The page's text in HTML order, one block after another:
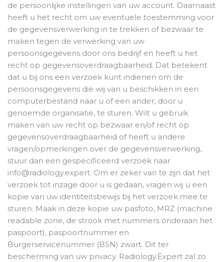
de persoonlijke instellingen van uw account. Daarnaast
heeft u het recht om uw eventuele toestemming voor
de gegevensverwerking in te trekken of bezwaar te
maken tegen de verwerking van uw
persoonsgegevens door ons bedrijf en heeft u het
recht op gegevensoverdraagbaarheid. Dat betekent
dat u bij ons een verzoek kunt indienen om de
persoonsgegevens die wij van u beschikken in een
computerbestand naar u of een ander, door u
genoemde organisatie, te sturen. Wilt u gebruik
maken van uw recht op bezwaar en/of recht op
gegevensoverdraagbaarheid of heeft u andere
vragen/opmerkingen over de gegevensverwerking,
stuur dan een gespecificeerd verzoek naar
info@radiology.expert. Om er zeker van te zijn dat het
verzoek tot inzage door u is gedaan, vragen wij u een
kopie van uw identiteitsbewijs bij het verzoek mee te
sturen. Maak in deze kopie uw pasfoto, MRZ (machine
readable zone, de strook met nummers onderaan het
paspoort), paspoortnummer en
Burgerservicenummer (BSN) zwart. Dit ter
bescherming van uw privacy. Radiology.Expert zal zo